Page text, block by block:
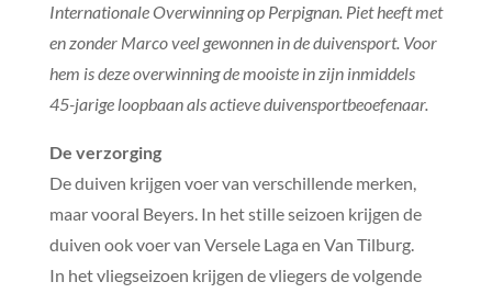
Internationale Overwinning op Perpignan. Piet heeft met
en zonder Marco veel gewonnen in de duivensport. Voor
hem is deze overwinning de mooiste in zijn inmiddels
45-jarige loopbaan als actieve duivensportbeoefenaar.
De verzorging
De duiven krijgen voer van verschillende merken,
maar vooral Beyers. In het stille seizoen krijgen de
duiven ook voer van Versele Laga en Van Tilburg.
In het vliegseizoen krijgen de vliegers de volgende